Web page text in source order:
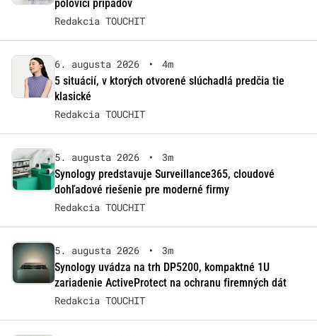
polovici prípadov
Redakcia TOUCHIT
6. augusta 2026 •
4m
5 situácií, v ktorých otvorené slúchadlá predčia tie
klasické
Redakcia TOUCHIT
5. augusta 2026 •
3m
Synology predstavuje Surveillance365, cloudové
dohľadové riešenie pre moderné firmy
Redakcia TOUCHIT
5. augusta 2026 •
3m
Synology uvádza na trh DP5200, kompaktné 1U
zariadenie ActiveProtect na ochranu firemných dát
Redakcia TOUCHIT